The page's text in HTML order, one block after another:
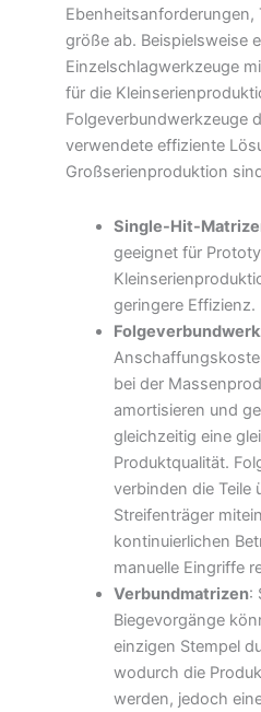
Ebenheitsanforderungen,
größe ab. Beispielsweise
Einzelschlagwerkzeuge
für die
Folgeverbundwerkzeuge
verwendete effiziente
Großserienproduktion
Single-Hit-
geeignet für
geringere Effizienz.
bei der
amortisieren und
gleichzeitig eine
Produktqualität.
verbinden die Teile
Streifenträger
kontinuierlichen
manuelle Eingriffe
Verbundmatrizen:
Biegevorgänge
einzigen Stempel
wodurch die
werden, jedoch